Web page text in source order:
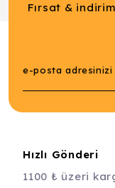
Fırsat &
Hızlı Gönderi
1100 ₺ üzeri